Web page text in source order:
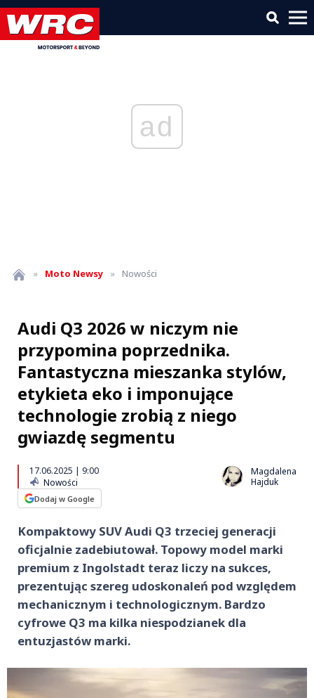
ad
» Moto Newsy » Nowości
Audi Q3 2026 w niczym nie
przypomina poprzednika.
Fantastyczna mieszanka stylów,
etykieta eko i imponujące
technologie zrobią z niego
gwiazdę segmentu
17.06.2025 | 9:00
Nowości
Dodaj w Google
Magdalena
Hajduk
Kompaktowy SUV Audi Q3 trzeciej generacji
oficjalnie zadebiutował. Topowy model marki
premium z Ingolstadt teraz liczy na sukces,
prezentując szereg udoskonaleń pod względem
mechanicznym i technologicznym. Bardzo
cyfrowe Q3 ma kilka niespodzianek dla
entuzjastów marki.